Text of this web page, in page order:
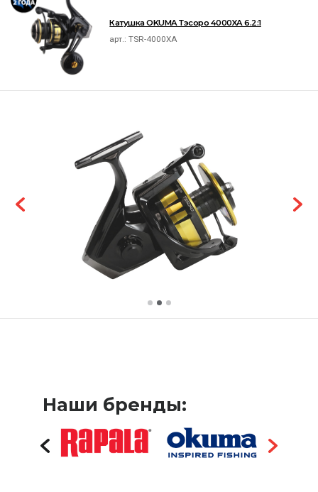
Катушка OKUMA Тэсоро 4000XA 6.2:1
арт.:TSR-4000XA
Наши бренды: